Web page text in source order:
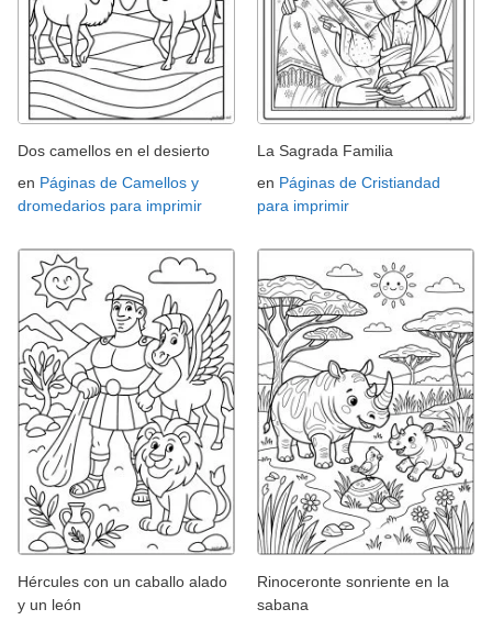
Dos camellos en el desierto
en Páginas de Camellos y
dromedarios para imprimir
La Sagrada Familia
en Páginas de Cristiandad
para imprimir
Hércules con un caballo alado
y un león
Rinoceronte sonriente en la
sabana